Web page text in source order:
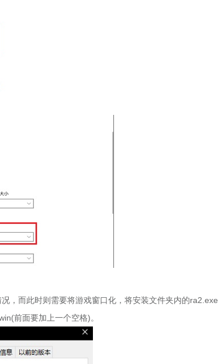
，而此时则需要将游戏窗口化，将安装文件夹内的ra2.exe
前面要加上一个空格)。